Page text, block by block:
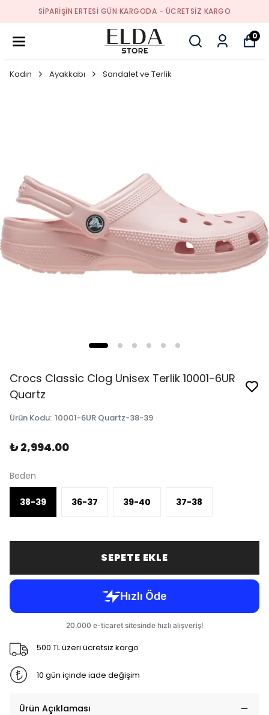
SIPARIŞIN ERTESI GÜN KARGODA - ÜCRETSIZ KARGO
0
Kadın Ayakkabı Sandalet ve Terlik
Crocs Classic Clog Unisex Terlik 10001-6UR
Quartz
Ürün Kodu: 10001-6UR Quartz-38-39
₺ 2,994.00
Beden
38-39 36-37 39-40 37-38
SEPETE EKLE
500 TL üzeri ücretsiz kargo
10 gün içinde iade değişim
Ürün Açıklaması